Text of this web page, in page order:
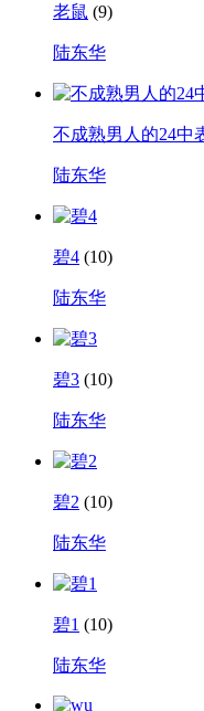
老鼠 (9)
陆东华
不成熟男人的24中
陆东华
碧4 (10)
陆东华
碧3 (10)
陆东华
碧2 (10)
陆东华
碧1 (10)
陆东华